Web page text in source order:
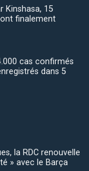
Kinshasa, 15
finalement
cas confirmés
dans 5
la RDC renouvelle
» avec le Barça